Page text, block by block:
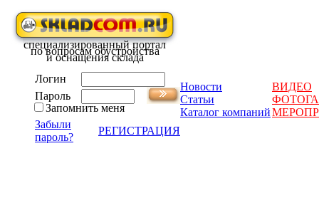
специализированный портал
по вопросам обустройства
и оснащения склада
Логин
Пароль
Запомнить меня
Забыли
пароль?
РЕГИСТРАЦИЯ
Новости
ВИДЕО
Статьи
Каталог компаний